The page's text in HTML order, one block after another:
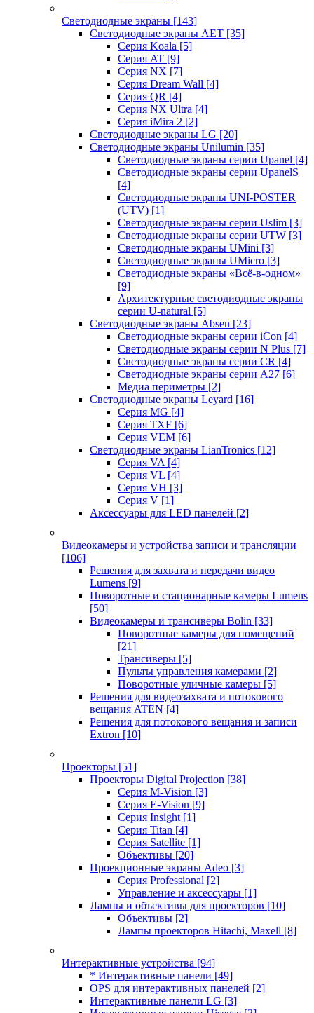
Светодиодные экраны [143]
Светодиодные экраны AET [35]
Cерия Koala [5]
Серия AT [9]
Серия NX [7]
Серия Dream Wall [4]
Серия QR [4]
Серия NX Ultra [4]
Серия iMira 2 [2]
Светодиодные экраны LG [20]
Светодиодные экраны Unilumin [35]
Светодиодные экраны серии Upanel [4]
Светодиодные экраны серии UpanelS
[4]
Светодиодные экраны UNI-POSTER
(UTV) [1]
Светодиодные экраны серии Uslim [3]
Светодиодные экраны серии UTW [3]
Светодиодные экраны UMini [3]
Светодиодные экраны UMicro [3]
Светодиодные экраны «Всё-в-одном»
[9]
Архитектурные светодиодные экраны
серии U-natural [5]
Светодиодные экраны Absen [23]
Светодиодные экраны серии iCon [4]
Светодиодные экраны серии N Plus [7]
Светодиодные экраны серии CR [4]
Светодиодные экраны серии А27 [6]
Медиа периметры [2]
Светодиодные экраны Leyard [16]
Серия MG [4]
Серия TXF [6]
Серия VEM [6]
Светодиодные экраны LianTronics [12]
Серия VA [4]
Серия VL [4]
Серия VH [3]
Серия V [1]
Аксессуары для LED панелей [2]
Видеокамеры и устройства записи и трансляции
[106]
Решения для захвата и передачи видео
Lumens [9]
Поворотные и стационарные камеры Lumens
[50]
Видеокамеры и трансиверы Bolin [33]
Поворотные камеры для помещений
[21]
Трансиверы [5]
Пульты управления камерами [2]
Поворотные уличные камеры [5]
Решения для видеозахвата и потокового
вещания ATEN [4]
Решения для потокового вещания и записи
Extron [10]
Проекторы [51]
Проекторы Digital Projection [38]
Серия M-Vision [3]
Серия E-Vision [9]
Серия Insight [1]
Серия Titan [4]
Серия Satellite [1]
Объективы [20]
Проекционные экраны Adeo [3]
Серия Professional [2]
Управление и аксессуары [1]
Лампы и объективы для проекторов [10]
Объективы [2]
Лампы проекторов Hitachi, Maxell [8]
Интерактивные устройства [94]
* Интерактивные панели [49]
OPS для интерактивных панелей [2]
Интерактивные панели LG [3]